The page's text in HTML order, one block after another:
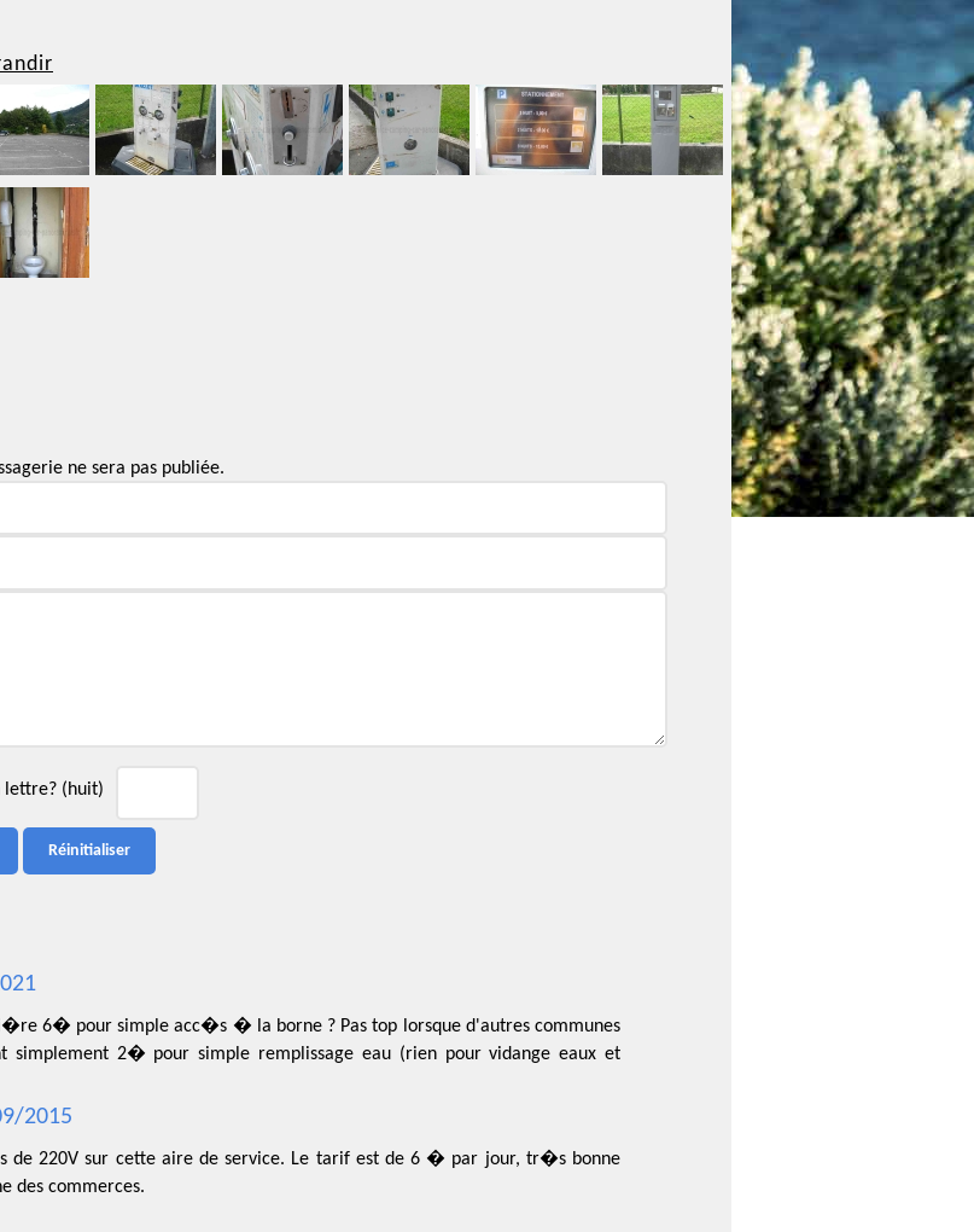
ne sera pas publiée.
lettre? (huit)
6� pour simple acc�s � la borne ? Pas top lorsque d'autres communes
simplement 2� pour simple remplissage eau (rien pour vidange eaux et
2015
de 220V sur cette aire de service. Le tarif est de 6 � par jour, tr�s bonne
des commerces.